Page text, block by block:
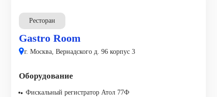
Ресторан
Gastro Room
г. Москва, Вернадского д. 96 корпус 3
Оборудование
Фискальный регистратор Атол 77Ф